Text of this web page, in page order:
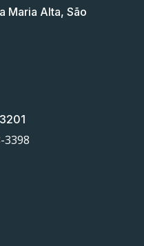
Maria Alta, São
3398